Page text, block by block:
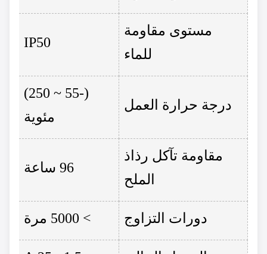
مستوى مقاومة
للماء
IP50
درجة حرارة العمل
(-55 ~ 250)
مئوية
مقاومة تآكل رذاذ
الملح
دورات التزاوج